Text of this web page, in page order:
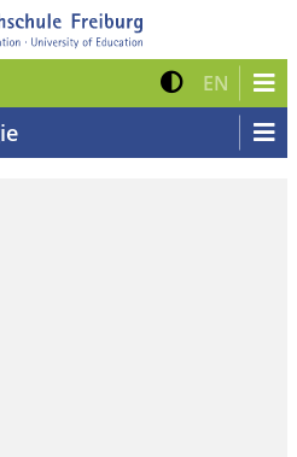
Kontrast
EN Zur